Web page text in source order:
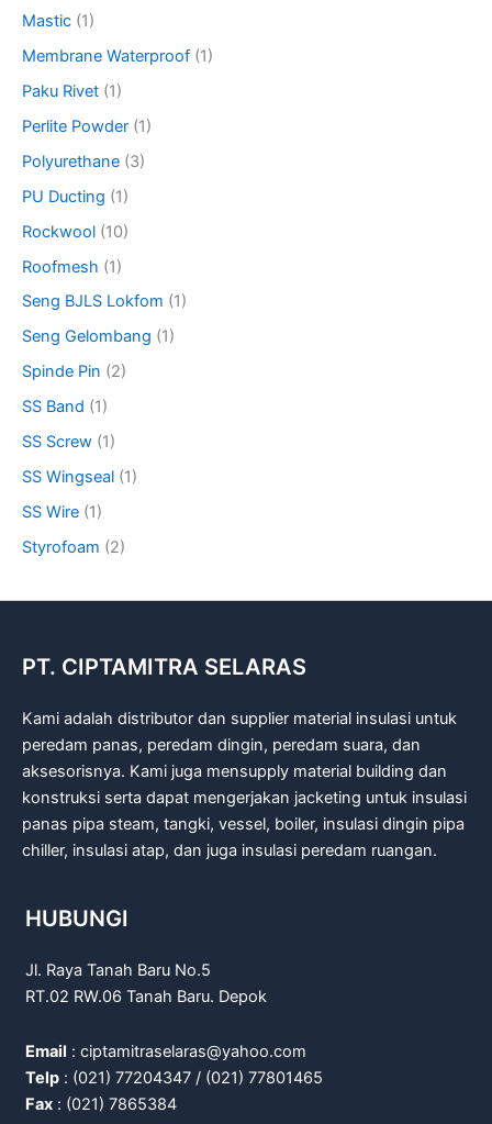
Mastic (1)
Membrane Waterproof (1)
Paku Rivet (1)
Perlite Powder (1)
Polyurethane (3)
PU Ducting (1)
Rockwool (10)
Roofmesh (1)
Seng BJLS Lokfom (1)
Seng Gelombang (1)
Spinde Pin (2)
SS Band (1)
SS Screw (1)
SS Wingseal (1)
SS Wire (1)
Styrofoam (2)
PT. CIPTAMITRA SELARAS
Kami adalah distributor dan supplier material insulasi untuk
peredam panas, peredam dingin, peredam suara, dan
aksesorisnya. Kami juga mensupply material building dan
konstruksi serta dapat mengerjakan jacketing untuk insulasi
panas pipa steam, tangki, vessel, boiler, insulasi dingin pipa
chiller, insulasi atap, dan juga insulasi peredam ruangan.
HUBUNGI
Jl. Raya Tanah Baru No.5
RT.02 RW.06 Tanah Baru. Depok
Email : ciptamitraselaras@yahoo.com
Telp : (021) 77204347 / (021) 77801465
Fax : (021) 7865384